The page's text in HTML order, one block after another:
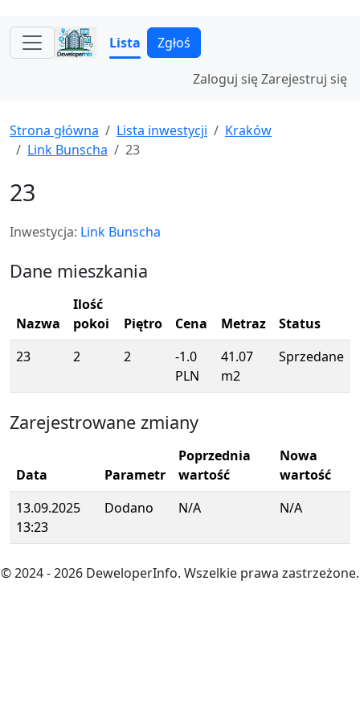
Lista Zgłoś
Zaloguj sięZarejestruj się
Strona główna Lista inwestycji
Kraków
Link Bunscha
23
23
Inwestycja: Link Bunscha
Dane mieszkania
Nazwa
Ilość
pokoi
Piętro Cena Metraz
Status
23
2 2
-1.0
PLN
41.07
m2
Sprzedane
Zarejestrowane zmiany
Data Parametr
Poprzednia
wartość
Nowa
wartość
13.09.2025
13:23
Dodano N/A N/A
© 2024- 2026 DeweloperInfo. Wszelkie prawa zastrzeżone.